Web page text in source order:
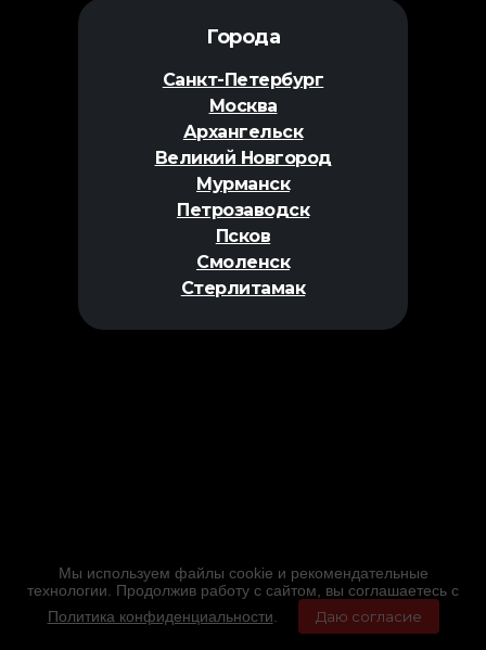
Города
Санкт-Петербург
Москва
Архангельск
Великий Новгород
Мурманск
Петрозаводск
Псков
Смоленск
Стерлитамак
Мы используем файлы cookie и рекомендательные
технологии. Продолжив работу с сайтом, вы соглашаетесь с
Политика конфиденциальности
Даю согласие